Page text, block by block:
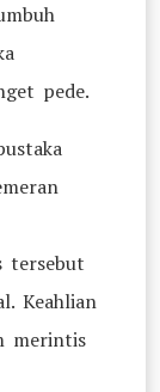
pede.
tersebut
Keahlian
merintis